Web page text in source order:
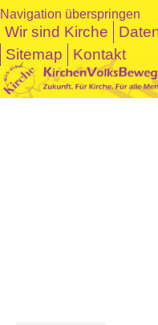
Navigation überspringen
Wir sind Kirche
Sitemap
Kontakt